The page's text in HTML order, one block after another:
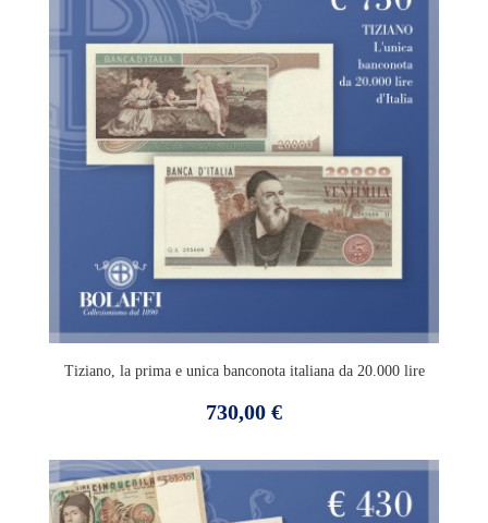
Tiziano, la prima e unica banconota italiana da 20.000 lire
Prezzo
730,00 €